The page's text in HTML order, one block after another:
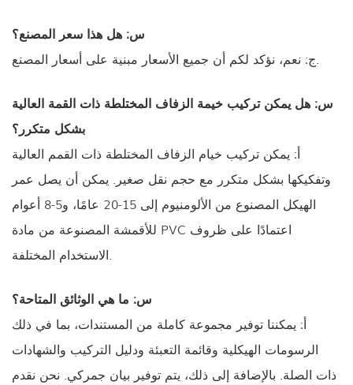
س: هل هذا سعر المصنع؟
ج: نعم، نؤكد لكم أن جميع الأسعار مبنية على أسعار المصنع.
س: هل يمكن تركيب خيمة الزفاف المختلطة ذات القمة العالية
بشكل متكرر؟
أ: يمكن تركيب خيام الزفاف المختلطة ذات القمم العالية
وتفكيكها بشكل متكرر مع حجم نقل صغير. يمكن أن يصل عمر
الهيكل المصنوع من الألومنيوم إلى 15-20 عامًا، و5-8 أعوام
للأقمشة المصنوعة من مادة PVC اعتمادًا على ظروف
الاستخدام المختلفة.
س: ما هي الوثائق المتاحة؟
أ: يمكننا توفير مجموعة كاملة من المستندات، بما في ذلك
الرسومات الهيكلية وقائمة التعبئة ودليل التركيب والشهادات
ذات الصلة. بالإضافة إلى ذلك، يتم توفير بيان جمركي. نحن نقدم